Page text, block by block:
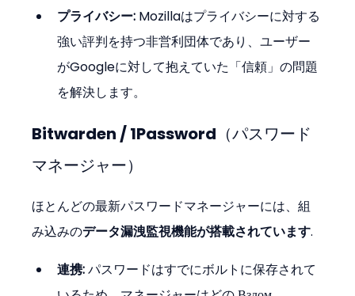
プライバシー: Mozillaはプライバシーに対する
強い評判を持つ非営利団体であり、ユーザー
がGoogleに対して抱えていた「信頼」の問題
を解決します。
Bitwarden / 1Password（パスワード
マネージャー）
ほとんどの最新パスワードマネージャーには、組
み込みのデータ漏洩監視機能が搭載されています.
連携: パスワードはすでにボルトに保存されて